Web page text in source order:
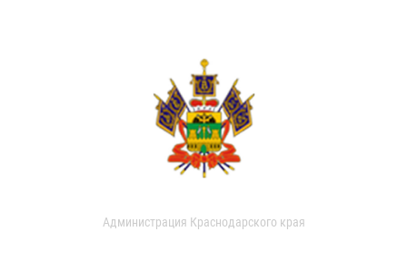
Администрация Краснодарского края